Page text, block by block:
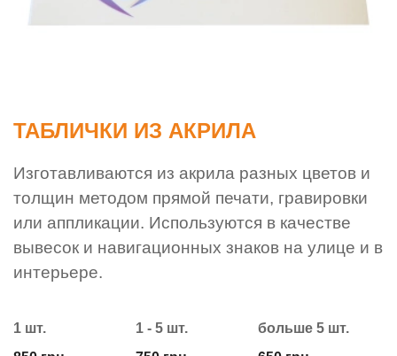
ТАБЛИЧКИ ИЗ АКРИЛА
Изготавливаются из акрила разных цветов и
толщин методом прямой печати, гравировки
или аппликации. Используются в качестве
вывесок и навигационных знаков на улице и в
интерьере.
1 шт.
1 - 5 шт.
больше 5 шт.